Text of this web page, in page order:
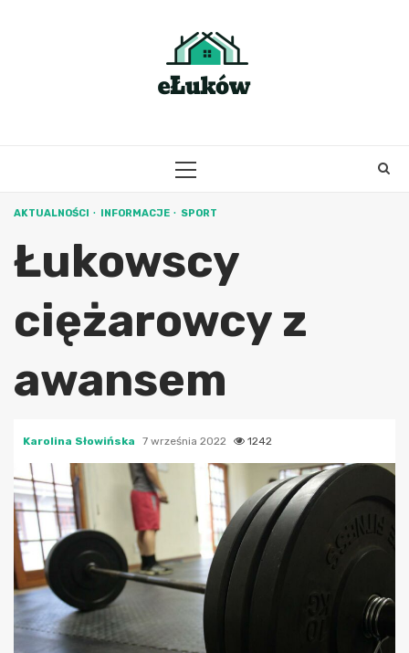
PRIMARY
AKTUALNOŚCI INFORMACJE SPORT
Łukowscy
ciężarowcy z
awansem
Karolina Słowińska 7 września 2022 1242